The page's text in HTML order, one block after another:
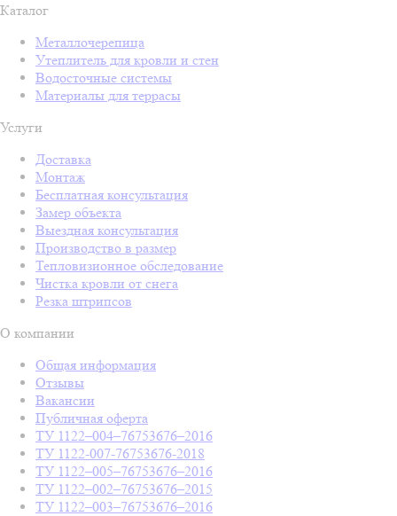
Каталог
Металлочерепица
Утеплитель для кровли и стен
Водосточные системы
Материалы для террасы
Услуги
Доставка
Монтаж
Бесплатная консультация
Замер объекта
Выездная консультация
Производство в размер
Тепловизионное обследование
Чистка кровли от снега
Резка штрипсов
О компании
Общая информация
Отзывы
Вакансии
Публичная оферта
ТУ 1122–004–76753676–2016
ТУ 1122-007-76753676-2018
ТУ 1122–005–76753676–2016
ТУ 1122–002–76753676–2015
ТУ 1122–003–76753676–2016